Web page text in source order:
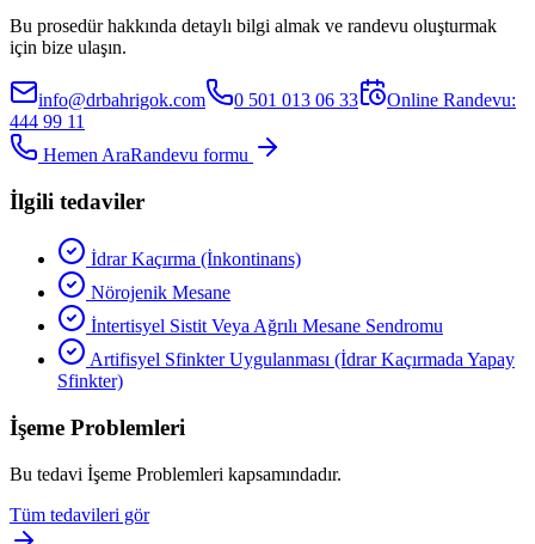
Bu prosedür hakkında detaylı bilgi almak ve randevu oluşturmak
için bize ulaşın.
info@drbahrigok.com 0 501 013 06 33
Online Randevu:
444 99 11
Hemen AraRandevu formu
İlgili tedaviler
İdrar Kaçırma (İnkontinans)
Nörojenik Mesane
İntertisyel Sistit Veya Ağrılı Mesane Sendromu
Artifisyel Sfinkter Uygulanması (İdrar Kaçırmada Yapay
Sfinkter)
İşeme Problemleri
Bu tedavi İşeme Problemleri kapsamındadır.
Tüm tedavileri gör